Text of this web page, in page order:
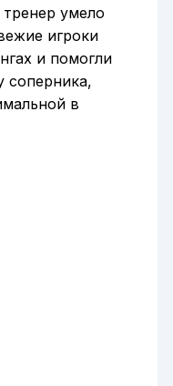
умело
игроки
и помогли
соперника,
в